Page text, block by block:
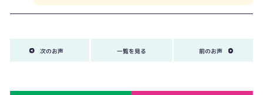
次のお声 一覧を見る 前のお声